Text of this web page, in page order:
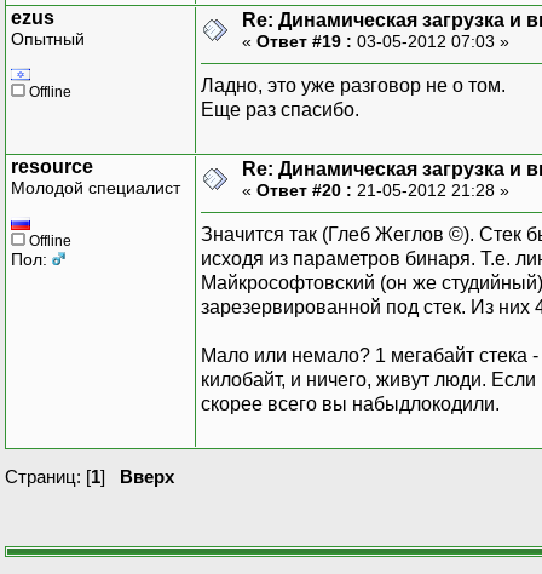
ezus
Опытный
Offline
Re: Динамическая загрузка и
« Ответ #19 : 03-05-2012 07:03 »
Ладно, это уже разговор не о том.
Еще раз спасибо.
resource
Молодой специалист
Offline
Пол:
Re: Динамическая загрузка и
« Ответ #20 : 21-05-2012 21:28 »
Значится так (Глеб Жеглов ©). Стек
исходя из параметров бинаря. Т.е.
Майкрософтовский (он же
зарезервированной под стек. Из них
Мало или немало? 1 мегабайт стека
килобайт, и ничего, живут люди.
скорее всего вы набыдлокодили.
Страниц: [1] Вверх